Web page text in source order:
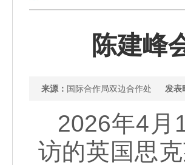
陈建峰
来源： 国际合作局双边合作处 发表
2026年4月
访的英国思